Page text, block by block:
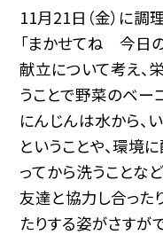
11月21日（金）に調
「まかせてね 今日
献立について考え、
うことで野菜のベー
にんじんは水から、
ということや、環境
ってから洗うことな
友達と協力し合った
たりする姿がさすが